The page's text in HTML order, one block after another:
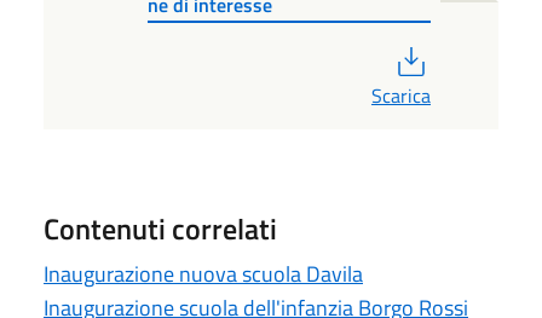
Scarica
Contenuti correlati
Inaugurazione nuova scuola Davila
Inaugurazione scuola dell'infanzia Borgo Rossi